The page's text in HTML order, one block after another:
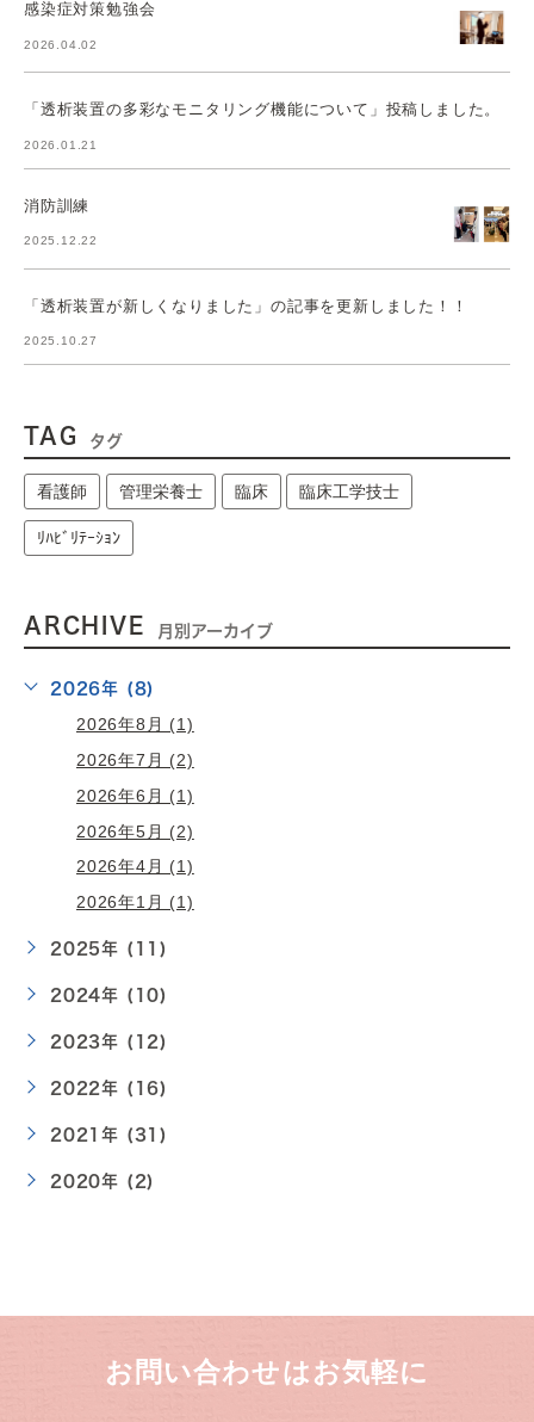
感染症対策勉強会
2026.04.02
「透析装置の多彩なモニタリング機能について」投稿しました。
2026.01.21
消防訓練
2025.12.22
「透析装置が新しくなりました」の記事を更新しました！！
2025.10.27
TAG タグ
看護師 管理栄養士 臨床 臨床工学技士
ﾘﾊﾋﾞﾘﾃｰｼｮﾝ
ARCHIVE 月別アーカイブ
2026年 (8)
2026年8月 (1)
2026年7月 (2)
2026年6月 (1)
2026年5月 (2)
2026年4月 (1)
2026年1月 (1)
2025年 (11)
2024年 (10)
2023年 (12)
2022年 (16)
2021年 (31)
2020年 (2)
お問い合わせはお気軽に